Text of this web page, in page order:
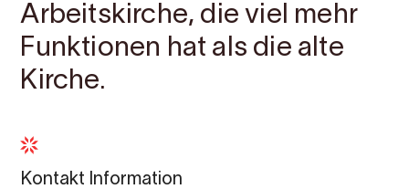
Arbeitskirche, die viel mehr
Funktionen hat als die alte
Kirche.
Kontakt Information